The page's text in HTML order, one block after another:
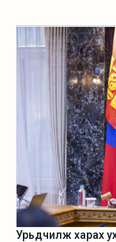
Урьдчилж харах